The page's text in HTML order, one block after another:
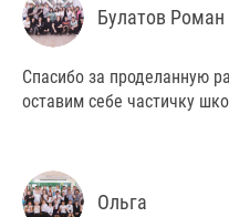
Булатов Роман
Спасибо за проделанную
оставим себе частичку
Ольга